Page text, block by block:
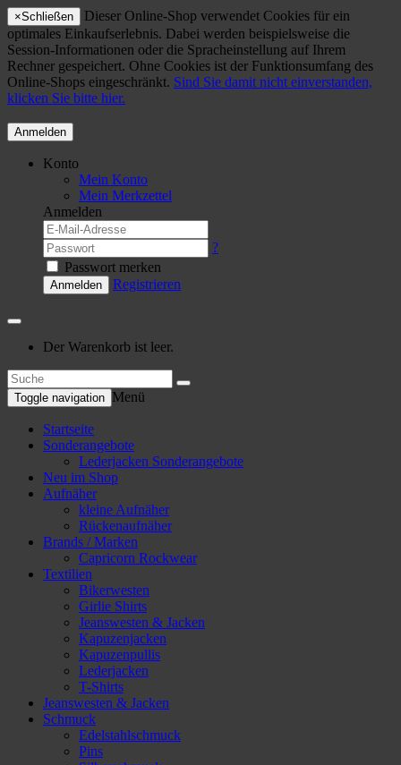
×Schließen
Dieser Online-Shop verwendet Cookies für ein
optimales Einkaufserlebnis. Dabei werden beispielsweise die
Session-Informationen oder die Spracheinstellung auf Ihrem
Rechner gespeichert. Ohne Cookies ist der Funktionsumfang des
Online-Shops eingeschränkt. Sind Sie damit nicht einverstanden,
klicken Sie bitte hier.
Anmelden
Konto
Mein Konto
Mein Merkzettel
Anmelden
?
Passwort merken
Anmelden Registrieren
Der Warenkorb ist leer.
Toggle navigation Menü
Startseite
Sonderangebote
Lederjacken Sonderangebote
Neu im Shop
Aufnäher
kleine Aufnäher
Rückenaufnäher
Brands / Marken
Capricorn Rockwear
Textilien
Bikerwesten
Girlie Shirts
Jeanswesten & Jacken
Kapuzenjacken
Kapuzenpullis
Lederjacken
T-Shirts
Jeanswesten & Jacken
Schmuck
Edelstahlschmuck
Pins